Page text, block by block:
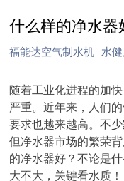
什么样的净水器
福能达空气制水机 水
随着工业化进程的加
严重。近年来，人们
要求也越来越高。不
但净水器市场的繁荣
的净水器好？不论是
大不大，关键看水质！